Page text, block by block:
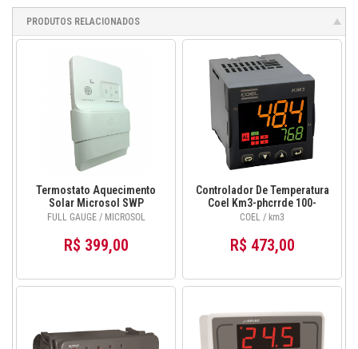
PRODUTOS RELACIONADOS
Termostato Aquecimento
Solar Microsol SWP
Advanced Connect
FULL GAUGE / MICROSOL
R$ 399,00
Controlador De Temperatura
Coel Km3-phcrrde 100-
240vca
COEL / km3
R$ 473,00